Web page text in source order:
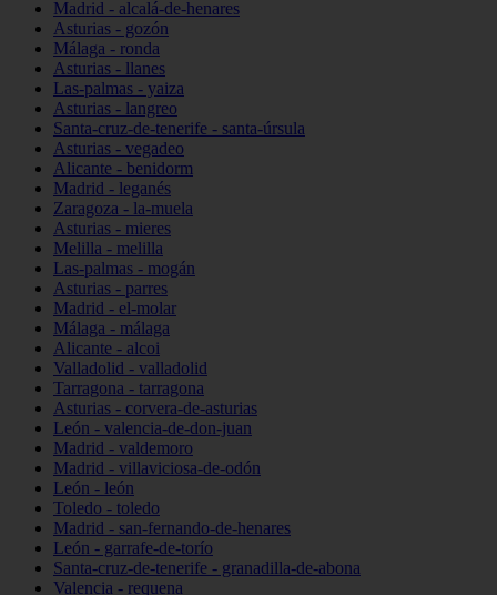
Madrid - alcalá-de-henares
Asturias - gozón
Málaga - ronda
Asturias - llanes
Las-palmas - yaiza
Asturias - langreo
Santa-cruz-de-tenerife - santa-úrsula
Asturias - vegadeo
Alicante - benidorm
Madrid - leganés
Zaragoza - la-muela
Asturias - mieres
Melilla - melilla
Las-palmas - mogán
Asturias - parres
Madrid - el-molar
Málaga - málaga
Alicante - alcoi
Valladolid - valladolid
Tarragona - tarragona
Asturias - corvera-de-asturias
León - valencia-de-don-juan
Madrid - valdemoro
Madrid - villaviciosa-de-odón
León - león
Toledo - toledo
Madrid - san-fernando-de-henares
León - garrafe-de-torío
Santa-cruz-de-tenerife - granadilla-de-abona
Valencia - requena